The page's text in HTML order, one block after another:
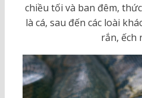
chiều tối và ban đêm,
là cá, sau đến các loài
rắn, ếch